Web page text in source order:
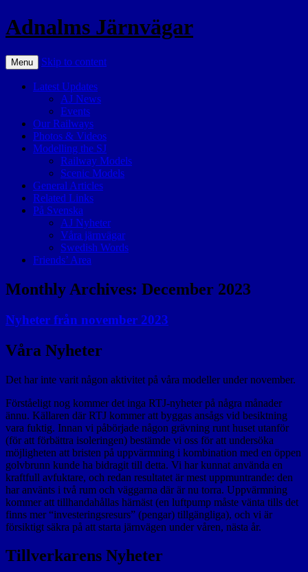
Adnalms Järnvägar
Menu Skip to content
Latest Updates
AJ News
Events
Our Railways
Photos & Videos
Modelling the SJ
Railway Models
Scenic Models
General Articles
Related Links
På Svenska
AJ Nyheter
Våra järnvägar
Swedish Words
Friends’ Area
Monthly Archives: December 2023
Nyheter från november 2023
Våra Nyheter
Det har inte varit någon aktivitet på våra modeller under november.
Förståeligt nog kommer det inga RTJ-nyheter på några månader
ännu. Källaren där RTJ kommer att byggas ansågs vid besiktning
vara fuktig. Innan vi påbörjade någon grävning runt huset utanför
(för att förbättra isoleringen) bestämde vi oss för att undersöka
möjligheten att bristen på uppvärmning i kombination med en öppen
golvbrunn kunde ha bidragit till detta. Vi har kunnat använda en
kraftfull avfuktare, och redan resultatet är mest uppmuntrande: den
har använts i två rum och väggarna där är nu torra. Uppvärmning
kommer att tillhandahållas härnäst (en luftpump måste vänta tills det
finns mer “investeringsresurs” (pengar) tillgängliga), och vi är
försiktigt säkra på att starta järnvägen under våren, nästa år.
Tillverkarens Nyheter